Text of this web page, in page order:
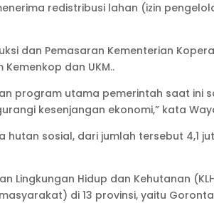
redistribusi lahan (izin
dan Pemasaran Kementerian
dan UKM..
program utama pemerintah saat ini
kesenjangan ekonomi,” kata
hutan sosial, dari jumlah tersebut
Lingkungan Hidup dan Kehutanan
masyarakat) di 13 provinsi, yaitu